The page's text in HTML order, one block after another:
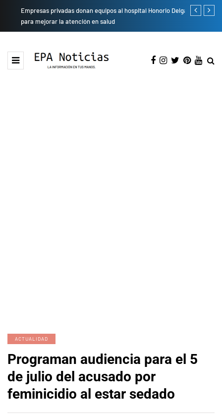
Empresas privadas donan equipos al hospital Honorio Delgado
para mejorar la atención en salud
Cambio de
ACTUALIDAD
Programan audiencia para el 5
de julio del acusado por
feminicidio al estar sedado